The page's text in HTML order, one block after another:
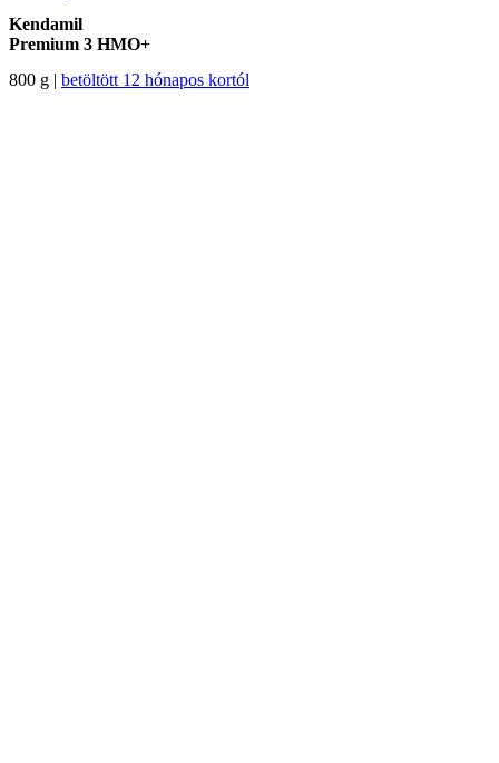
Kendamil
Premium 3 HMO+
800 g | betöltött 12 hónapos kortól